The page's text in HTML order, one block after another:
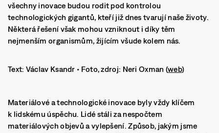
všechny inovace budou rodit pod kontrolou
technologických gigantů, kteří již dnes tvarují naše životy.
Některá řešení však mohou vzniknout i díky těm
nejmenším organismům, žijícím všude kolem nás.
Text: Václav Ksandr • Foto, zdroj: Neri Oxman (web)
Materiálové a technologické inovace byly vždy klíčem
k lidskému úspěchu. Lidé stáli za nespočtem
materiálových objevů a vylepšení. Způsob, jakým jsme